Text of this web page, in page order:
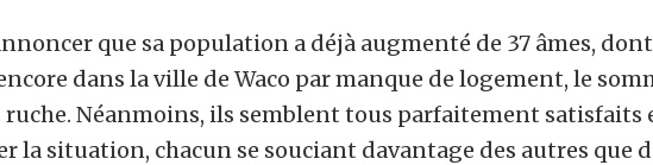
que sa population a déjà augmenté de 37 âmes,
dans la ville de Waco par manque de logement, le
ruche. Néanmoins, ils semblent tous parfaitement satisfaits
la situation, chacun se souciant davantage des autres que